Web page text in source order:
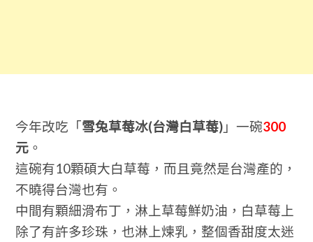
今年改吃「雪兔草莓冰(台灣白草莓)」一碗300
元。
這碗有10顆碩大白草莓，而且竟然是台灣產的，
不曉得台灣也有。
中間有顆細滑布丁，淋上草莓鮮奶油，白草莓上
除了有許多珍珠，也淋上煉乳，整個香甜度太迷